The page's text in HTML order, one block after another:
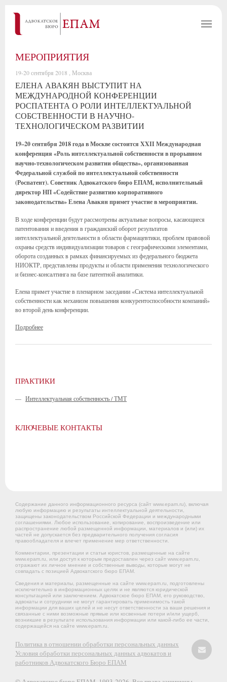
МЕРОПРИЯТИЯ
19-20 сентября 2018 , Москва
ЕЛЕНА АВАКЯН ВЫСТУПИТ НА
МЕЖДУНАРОДНОЙ КОНФЕРЕНЦИИ
РОСПАТЕНТА О РОЛИ ИНТЕЛЛЕКТУАЛЬНОЙ
СОБСТВЕННОСТИ В НАУЧНО-
ТЕХНОЛОГИЧЕСКОМ РАЗВИТИИ
19–20 сентября 2018 года в Москве состоится XXII Международная
конференция «Роль интеллектуальной собственности в прорывном
научно-технологическом развитии общества», организованная
Федеральной службой по интеллектуальной собственности
(Роспатент). Советник Адвокатского бюро ЕПАМ, исполнительный
директор НП «Содействие развитию корпоративного
законодательства» Елена Авакян примет участие в мероприятии.
В ходе конференции будут рассмотрены актуальные вопросы, касающиеся
патентования и введения в гражданский оборот результатов
интеллектуальной деятельности в области фармацевтики, проблем правовой
охраны средств индивидуализации товаров с географическими элементами,
оборота созданных в рамках финансируемых из федерального бюджета
НИОКТР, представлены продукты и области применения технологического
и бизнес-консалтинга на базе патентной аналитики.
Елена примет участие в пленарном заседании «Система интеллектуальной
собственности как механизм повышения конкурентоспособности компаний»
во второй день конференции.
Подробнее
ПРАКТИКИ
— Интеллектуальная собственность / ТМТ
КЛЮЧЕВЫЕ КОНТАКТЫ
Содержание данного информационного ресурса (сайт www.epam.ru), включая
любую информацию и результаты интеллектуальной деятельности,
защищены законодательством Российской Федерации и международными
соглашениями. Любое использование, копирование, воспроизведение или
распространение любой размещенной информации, материалов и (или) их
частей не допускается без предварительного получения согласия
правообладателя и влечет применение мер ответственности.
Комментарии, презентации и статьи юристов, размещенные на сайте
www.epam.ru, или доступ к которым предоставлен через сайт www.epam.ru,
отражают их личное мнение и собственные выводы, которые могут не
совпадать с позицией Адвокатского бюро ЕПАМ.
Сведения и материалы, размещенные на сайте www.epam.ru, подготовлены
исключительно в информационных целях и не являются юридической
консультацией или заключением. Адвокатское бюро ЕПАМ, его руководство,
адвокаты и сотрудники не могут гарантировать применимость такой
информации для ваших целей и не несут ответственности за ваши решения и
связанные с ними возможные прямые или косвенные потери и/или ущерб,
возникшие в результате использования информации или какой-либо ее части,
содержащейся на сайте www.epam.ru.
Политика в отношении обработки персональных данных
Условия обработки персональных данных адвокатов и
работников Адвокатского Бюро ЕПАМ